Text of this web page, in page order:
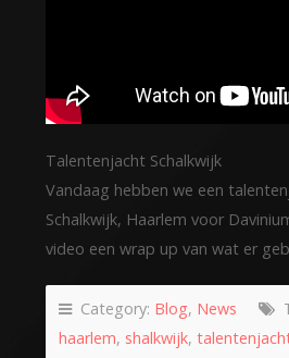
Talentenjacht Schalkwijk
Vandaag hebben we een
Schalkwijk, Haarlem voor
video een wrap up van wat er
Category: Blog, News
haarlem, shalkwijk,